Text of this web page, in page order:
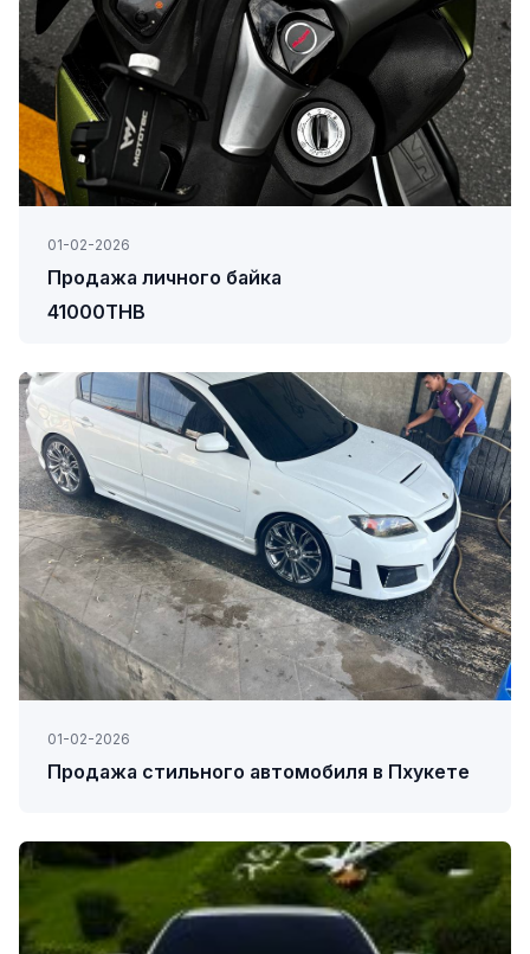
01-02-2026
Продажа личного байка
41000THB
01-02-2026
Продажа стильного автомобиля в Пхукете